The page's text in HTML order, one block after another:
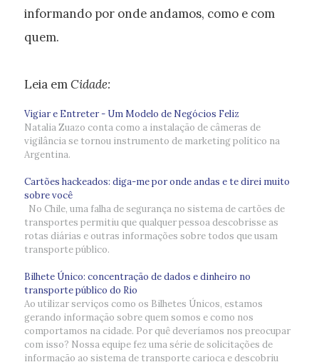
informando por onde andamos, como e com
quem.
Leia emCidade:
Vigiar e Entreter - Um Modelo de Negócios Feliz
Natalia Zuazo conta como a instalação de câmeras de
vigilância se tornou instrumento de marketing político na
Argentina.
Cartões hackeados: diga-me por onde andas e te direi muito
sobre você
No Chile, uma falha de segurança no sistema de cartões de
transportes permitiu que qualquer pessoa descobrisse as
rotas diárias e outras informações sobre todos que usam
transporte público.
Bilhete Único: concentração de dados e dinheiro no
transporte público do Rio
Ao utilizar serviços como os Bilhetes Únicos, estamos
gerando informação sobre quem somos e como nos
comportamos na cidade. Por quê deveríamos nos preocupar
com isso? Nossa equipe fez uma série de solicitações de
informação ao sistema de transporte carioca e descobriu